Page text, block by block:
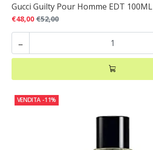
Gucci Guilty Pour Homme EDT 100ML
€48,00 €52,00
-
VENDITA -11%